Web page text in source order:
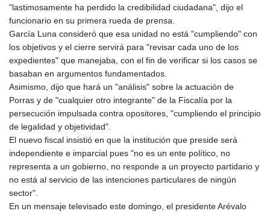
"lastimosamente ha perdido la credibilidad ciudadana", dijo el
funcionario en su primera rueda de prensa.
García Luna consideró que esa unidad no está "cumpliendo" con
los objetivos y el cierre servirá para "revisar cada uno de los
expedientes" que manejaba, con el fin de verificar si los casos se
basaban en argumentos fundamentados.
Asimismo, dijo que hará un "análisis" sobre la actuación de
Porras y de "cualquier otro integrante" de la Fiscalía por la
persecución impulsada contra opositores, "cumpliendo el principio
de legalidad y objetividad".
El nuevo fiscal insistió en que la institución que preside será
independiente e imparcial pues "no es un ente político, no
representa a un gobierno, no responde a un proyecto partidario y
no está al servicio de las intenciones particulares de ningún
sector".
En un mensaje televisado este domingo, el presidente Arévalo